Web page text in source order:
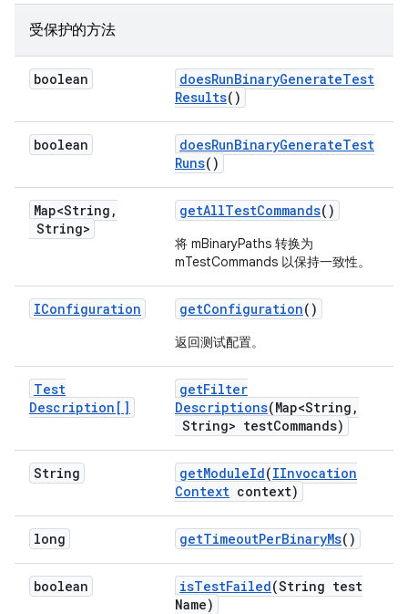
受保护的方法
boolean doesRunBinaryGenerateTest
Results()
boolean doesRunBinaryGenerateTest
Runs()
Map<String ,
String>
getAllTestCommands()
将 mBinaryPaths 转换为
mTestCommands 以保持一致性。
IConfiguration getConfiguration()
返回测试配置。
Test
Description[]
getFilter
Descriptions(Map<String ,
String> testCommands)
String getModuleId(IInvocation
Context context)
long getTimeoutPerBinaryMs()
boolean isTestFailed(String test
Name)